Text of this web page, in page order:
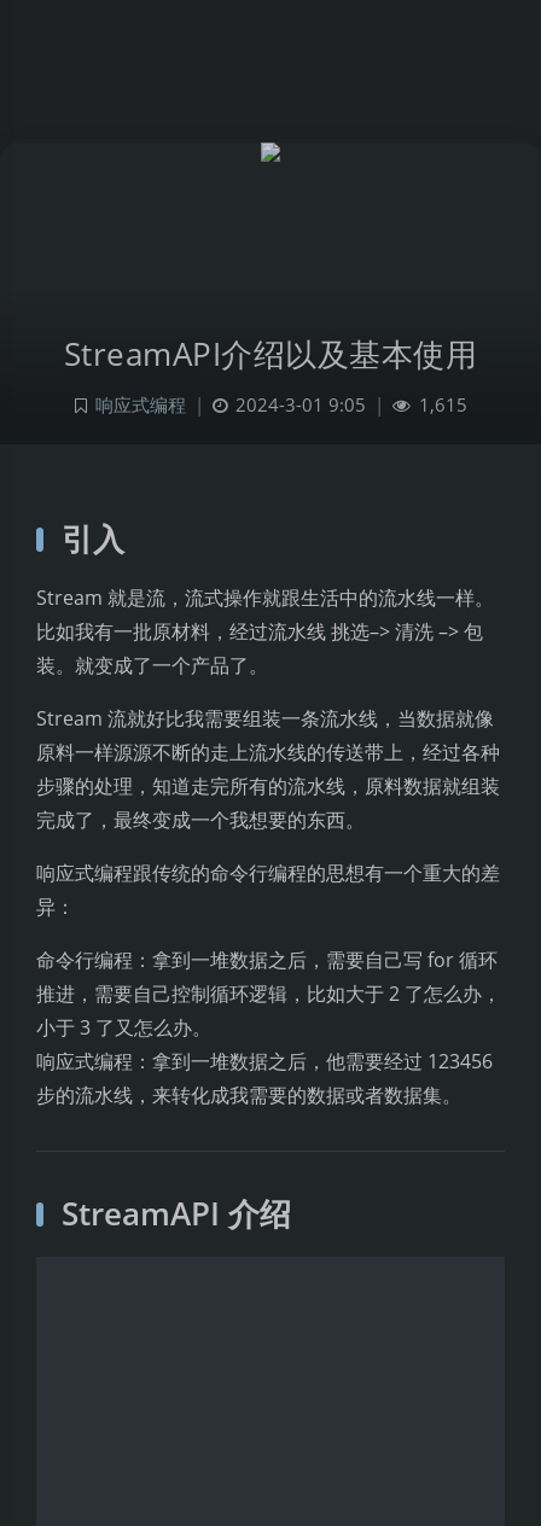
StreamAPI介绍以及基本使用
响应式编程 2024-3-01 9:05 1,615
引入
Stream 就是流，流式操作就跟生活中的流水线一样。
比如我有一批原材料，经过流水线 挑选–> 清洗 –> 包
装。就变成了一个产品了。
Stream 流就好比我需要组装一条流水线，当数据就像
原料一样源源不断的走上流水线的传送带上，经过各种
步骤的处理，知道走完所有的流水线，原料数据就组装
完成了，最终变成一个我想要的东西。
响应式编程跟传统的命令行编程的思想有一个重大的差
异：
命令行编程：拿到一堆数据之后，需要自己写 for 循环
推进，需要自己控制循环逻辑，比如大于 2 了怎么办，
小于 3 了又怎么办。
响应式编程：拿到一堆数据之后，他需要经过 123456
步的流水线，来转化成我需要的数据或者数据集。
StreamAPI 介绍